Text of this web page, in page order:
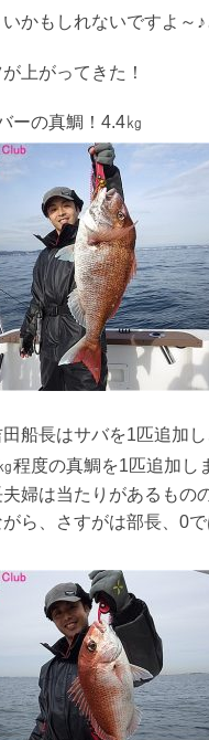
かもしれないですよ～
上がってきた！
ーの真鯛！4.4㎏
船長はサバを1匹追加
程度の真鯛を1匹追加し
婦は当たりがあるもの
がら、さすがは部長、0